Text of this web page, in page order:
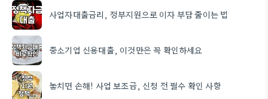
사업자대출금리, 정부지원으로 이자 부담 줄이는 법
중소기업 신용대출, 이것만은 꼭 확인하세요
놓치면 손해! 사업 보조금, 신청 전 필수 확인 사항